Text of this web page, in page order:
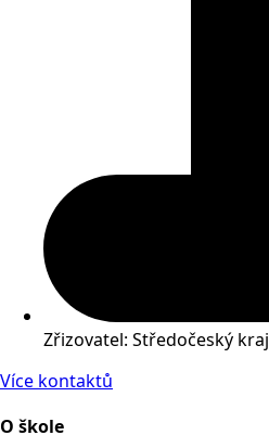
Zřizovatel: Středočeský kraj
Více kontaktů
O škole